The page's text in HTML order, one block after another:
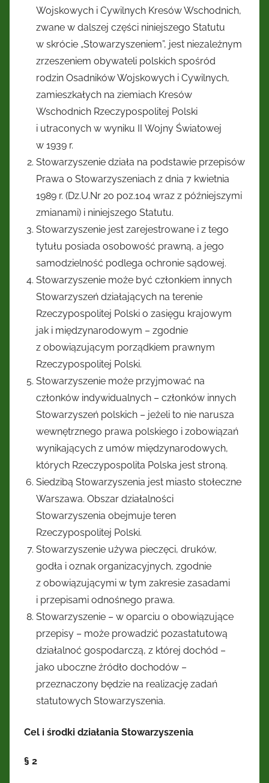
Wojskowych i Cywilnych Kresów Wschodnich,
zwane w dalszej części niniejszego Statutu
w skrócie „Stowarzyszeniem”, jest niezależnym
zrzeszeniem obywateli polskich spośród
rodzin Osadników Wojskowych i Cywilnych,
zamieszkałych na ziemiach Kresów
Wschodnich Rzeczypospolitej Polski
i utraconych w wyniku II Wojny Światowej
w 1939 r.
Stowarzyszenie działa na podstawie przepisów
Prawa o Stowarzyszeniach z dnia 7 kwietnia
1989 r. (Dz.U.Nr 20 poz.104 wraz z późniejszymi
zmianami) i niniejszego Statutu.
Stowarzyszenie jest zarejestrowane i z tego
tytułu posiada osobowość prawną, a jego
samodzielność podlega ochronie sądowej.
Stowarzyszenie może być członkiem innych
Stowarzyszeń działających na terenie
Rzeczypospolitej Polski o zasięgu krajowym
jak i międzynarodowym – zgodnie
z obowiązującym porządkiem prawnym
Rzeczypospolitej Polski.
Stowarzyszenie może przyjmować na
członków indywidualnych – członków innych
Stowarzyszeń polskich – jeżeli to nie narusza
wewnętrznego prawa polskiego i zobowiązań
wynikających z umów międzynarodowych,
których Rzeczypospolita Polska jest stroną.
Siedzibą Stowarzyszenia jest miasto stołeczne
Warszawa. Obszar działalności
Stowarzyszenia obejmuje teren
Rzeczypospolitej Polski.
Stowarzyszenie używa pieczęci, druków,
godła i oznak organizacyjnych, zgodnie
z obowiązującymi w tym zakresie zasadami
i przepisami odnośnego prawa.
Stowarzyszenie – w oparciu o obowiązujące
przepisy – może prowadzić pozastatutową
działalnoć gospodarczą, z której dochód –
jako uboczne źródło dochodów –
przeznaczony będzie na realizację zadań
statutowych Stowarzyszenia.
Cel i środki działania Stowarzyszenia
§ 2